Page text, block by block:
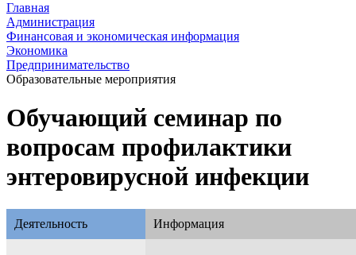
Главная
Администрация
Финансовая и экономическая информация
Экономика
Предпринимательство
Образовательные мероприятия
Обучающий семинар по
вопросам профилактики
энтеровирусной инфекции
Деятельность Информация